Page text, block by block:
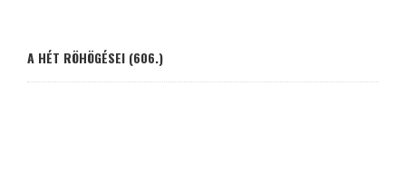
A HÉT RÖHÖGÉSEI (606.)